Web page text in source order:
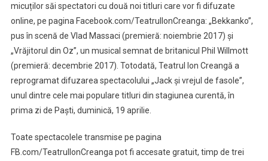
micuților săi spectatori cu două noi titluri care vor fi difuzate
online, pe pagina Facebook.com/TeatrulIonCreanga: „Bekkanko”,
pus în scenă de Vlad Massaci (premieră: noiembrie 2017) și
„Vrăjitorul din Oz”, un musical semnat de britanicul Phil Willmott
(premieră: decembrie 2017). Totodată, Teatrul Ion Creangă a
reprogramat difuzarea spectacolului „Jack și vrejul de fasole”,
unul dintre cele mai populare titluri din stagiunea curentă, în
prima zi de Paști, duminică, 19 aprilie.
Toate spectacolele transmise pe pagina
FB.com/TeatrulIonCreanga pot fi accesate gratuit, timp de trei